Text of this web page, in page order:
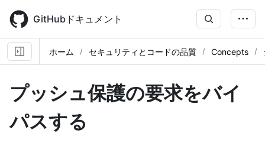
main
content
GitHubドキュメント
ホーム セキュリティとコードの品質 Concepts
プッシュ保護の要求をバイ
パスする